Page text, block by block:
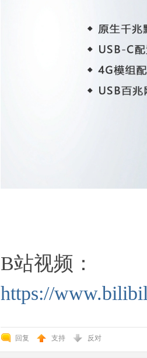
B站视频：
https://
回复 支持 反对